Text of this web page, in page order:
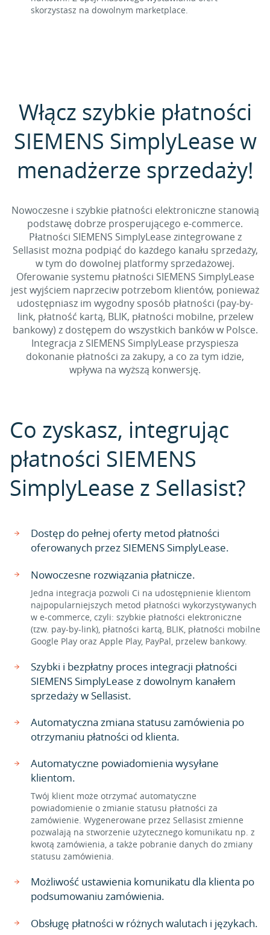
skorzystasz na dowolnym marketplace.
Włącz szybkie płatności
SIEMENS SimplyLease w
menadżerze sprzedaży!
Nowoczesne i szybkie płatności elektroniczne stanowią
podstawę dobrze prosperującego e-commerce.
Płatności SIEMENS SimplyLease zintegrowane z
Sellasist można podpiąć do każdego kanału sprzedaży,
w tym do dowolnej platformy sprzedażowej.
Oferowanie systemu płatności SIEMENS SimplyLease
jest wyjściem naprzeciw potrzebom klientów, ponieważ
udostępniasz im wygodny sposób płatności (pay-by-
link, płatność kartą, BLIK, płatności mobilne, przelew
bankowy) z dostępem do wszystkich banków w Polsce.
Integracja z SIEMENS SimplyLease przyspiesza
dokonanie płatności za zakupy, a co za tym idzie,
wpływa na wyższą konwersję.
Co zyskasz, integrując
płatności SIEMENS
SimplyLease z Sellasist?
Dostęp do pełnej oferty metod płatności
oferowanych przez SIEMENS SimplyLease.
Nowoczesne rozwiązania płatnicze.
Jedna integracja pozwoli Ci na udostępnienie klientom
najpopularniejszych metod płatności wykorzystywanych
w e-commerce, czyli: szybkie płatności elektroniczne
(tzw. pay-by-link), płatności kartą, BLIK, płatności mobilne
Google Play oraz Apple Play, PayPal, przelew bankowy.
Szybki i bezpłatny proces integracji płatności
SIEMENS SimplyLease z dowolnym kanałem
sprzedaży w Sellasist.
Automatyczna zmiana statusu zamówienia po
otrzymaniu płatności od klienta.
Automatyczne powiadomienia wysyłane
klientom.
Twój klient może otrzymać automatyczne
powiadomienie o zmianie statusu płatności za
zamówienie. Wygenerowane przez Sellasist zmienne
pozwalają na stworzenie użytecznego komunikatu np. z
kwotą zamówienia, a także pobranie danych do zmiany
statusu zamówienia.
Możliwość ustawienia komunikatu dla klienta po
podsumowaniu zamówienia.
Obsługę płatności w różnych walutach i językach.